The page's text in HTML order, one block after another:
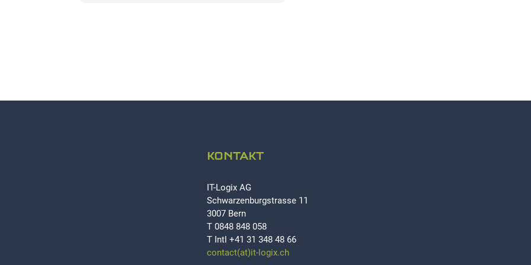
KONTAKT
IT-Logix AG
Schwarzenburgstrasse 11
3007 Bern
T 0848 848 058
T Intl +41 31 348 48 66
contact(at)it-logix.ch